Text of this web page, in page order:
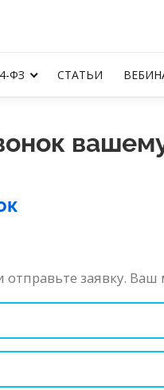
ФЗ СТАТЬИ
отправьте заявку.